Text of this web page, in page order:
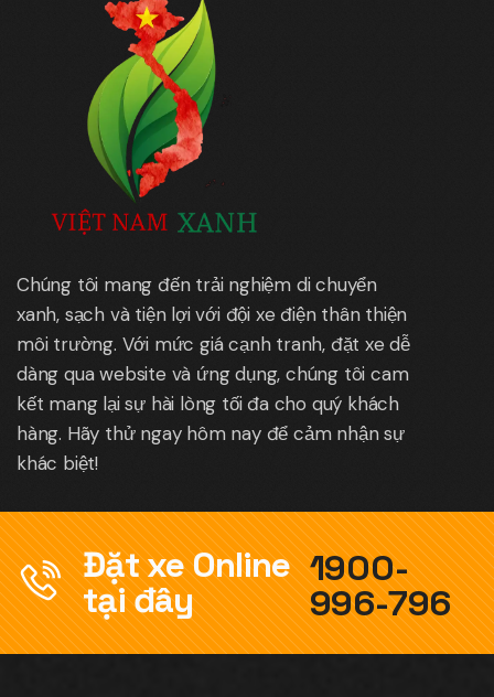
Chúng tôi mang đến trải nghiệm di chuyển
xanh, sạch và tiện lợi với đội xe điện thân thiện
môi trường. Với mức giá cạnh tranh, đặt xe dễ
dàng qua website và ứng dụng, chúng tôi cam
kết mang lại sự hài lòng tối đa cho quý khách
hàng. Hãy thử ngay hôm nay để cảm nhận sự
khác biệt!
Đặt xe Online
tại đây
1900-
996-796